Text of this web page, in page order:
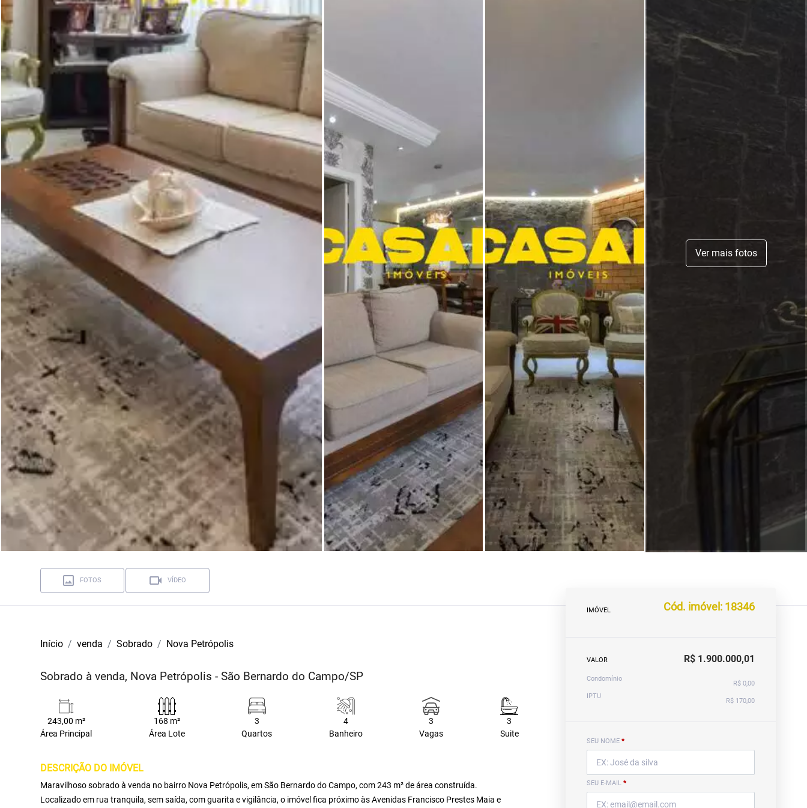
Ver mais fotos
FOTOS VÍDEO
Início venda Sobrado Nova Petrópolis
Sobrado à venda, Nova Petrópolis - São Bernardo do Campo/SP
243,00 m²
Área Principal
168 m²
Área Lote
3
Quartos
4
Banheiro
3
Vagas
3
Suite
DESCRIÇÃO DO IMÓVEL
Maravilhoso sobrado à venda no bairro Nova Petrópolis, em São Bernardo do Campo, com 243 m² de área construída.
Localizado em rua tranquila, sem saída, com guarita e vigilância, o imóvel fica próximo às Avenidas Francisco Prestes Maia e
IMÓVEL Cód. imóvel: 18346
VALOR R$ 1.900.000,01
Condomínio
R$ 0,00
IPTU
R$ 170,00
SEU NOME *
SEU E-MAIL *